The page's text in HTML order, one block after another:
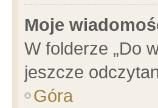
Moje
W folderze „Do
jeszcze
Góra